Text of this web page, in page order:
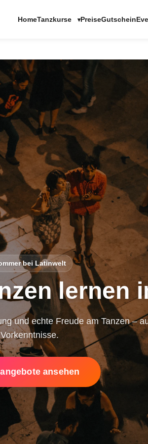
HomeTanzkurse ▾PreiseGutschein
bei Latinwelt
lernen
und echte Freude am Tanzen –
Vorkenntnisse.
ansehen